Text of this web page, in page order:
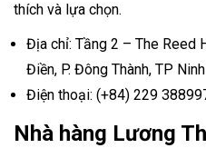
thích và lựa chọn.
Địa chỉ: Tầng 2 – The Reed
Điền, P. Đông Thành, TP
Điện thoại: (+84) 229
Nhà hàng Lương